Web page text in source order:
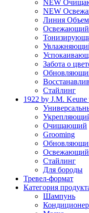
NEW
NEW
Линия
Освежающий
Забота о
Стайлинг
1922 by J.M. Keune
Очищающий
Grooming
Освежающий
Стайлинг
Для бороды
Тревел-формат
Категория
Шампунь
Кондиционер